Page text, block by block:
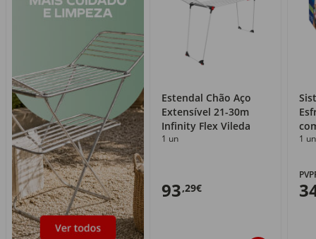
Estendal Chão Aço
Extensível 21-30m
Infinity Flex Vileda
1 un
93,29€
1 un